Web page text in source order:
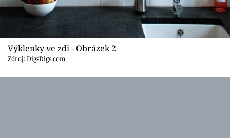
Výklenky ve zdi - Obrázek 2
Zdroj: DigsDigs.com